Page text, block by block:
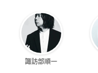
諏訪部順一